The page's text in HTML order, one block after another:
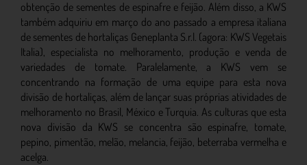
obtenção de sementes de espinafre e feijão. Além disso, a KWS
também adquiriu em março do ano passado a empresa italiana
de sementes de hortaliças Geneplanta S.r.l. (agora: KWS Vegetais
Italia), especialista no melhoramento, produção e venda de
variedades de tomate. Paralelamente, a KWS vem se
concentrando na formação de uma equipe para esta nova
divisão de hortaliças, além de lançar suas próprias atividades de
melhoramento no Brasil, México e Turquia. As culturas que esta
nova divisão da KWS se concentra são espinafre, tomate,
pepino, pimentão, melão, melancia, feijão, beterraba vermelha e
acelga.